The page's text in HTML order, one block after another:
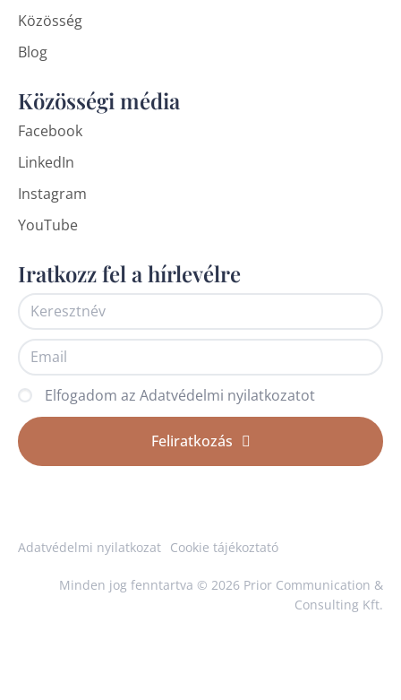
Közösség
Blog
Közösségi média
Facebook
LinkedIn
Instagram
YouTube
Iratkozz fel a hírlevélre
Elfogadom az Adatvédelmi nyilatkozatot
Feliratkozás
Adatvédelmi nyilatkozat Cookie tájékoztató
Minden jog fenntartva © 2026 Prior Communication &
Consulting Kft.